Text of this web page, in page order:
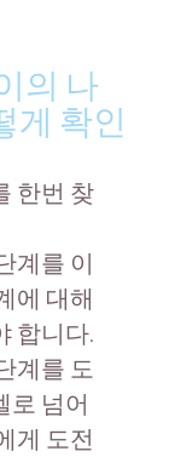
의 나
게 확인
한번 찾
계를 이
에 대해
합니다.
계를 도
로 넘어
게 도전